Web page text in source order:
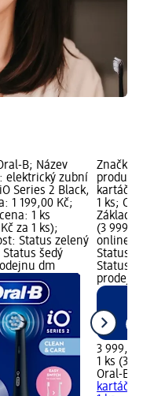
B; Název
elektrický zubní
Series 2 Black,
1 199,00 Kč;
1 ks
za 1 ks);
Status zelený
Status šedý
dm
Značka:
1 ks;
Základní
(3
online
Status
Status
3 999,00
1 ks (3
Oral-B